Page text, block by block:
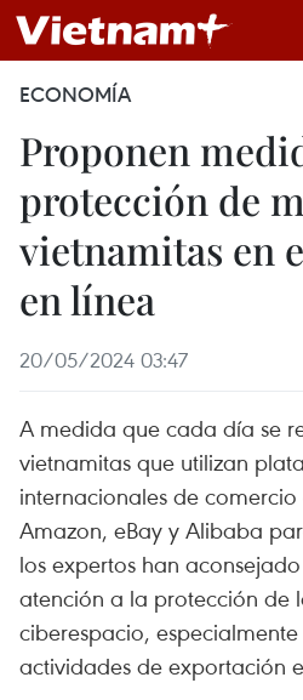
ECONOMÍA
Proponen
protección de
vietnamitas en
en línea
20/05/2024 03:47
A medida que cada día se
vietnamitas que utilizan
internacionales de
Amazon, eBay y Alibaba
los expertos han
atención a la protección de
ciberespacio,
actividades de exportación